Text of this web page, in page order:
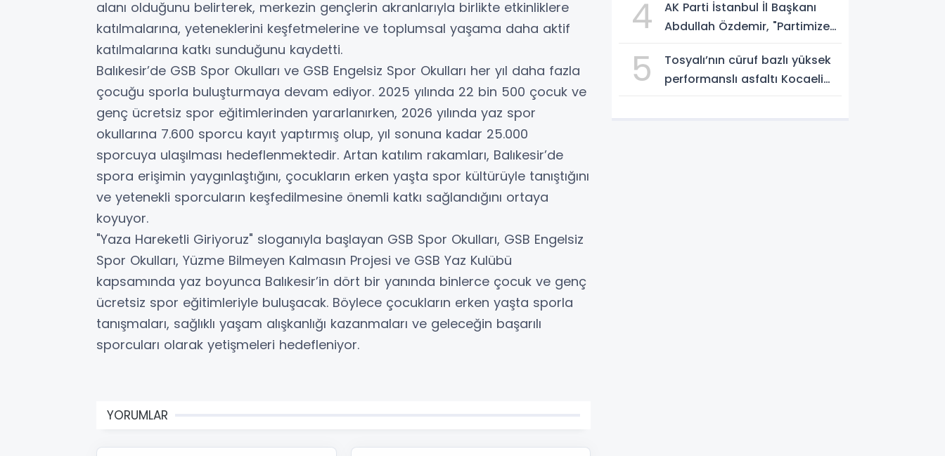
alanı olduğunu belirterek, merkezin gençlerin akranlarıyla birlikte etkinliklere
katılmalarına, yeteneklerini keşfetmelerine ve toplumsal yaşama daha aktif
katılmalarına katkı sunduğunu kaydetti.
Balıkesir’de GSB Spor Okulları ve GSB Engelsiz Spor Okulları her yıl daha fazla
çocuğu sporla buluşturmaya devam ediyor. 2025 yılında 22 bin 500 çocuk ve
genç ücretsiz spor eğitimlerinden yararlanırken, 2026 yılında yaz spor
okullarına 7.600 sporcu kayıt yaptırmış olup, yıl sonuna kadar 25.000
sporcuya ulaşılması hedeflenmektedir. Artan katılım rakamları, Balıkesir’de
spora erişimin yaygınlaştığını, çocukların erken yaşta spor kültürüyle tanıştığını
ve yetenekli sporcuların keşfedilmesine önemli katkı sağlandığını ortaya
koyuyor.
"Yaza Hareketli Giriyoruz" sloganıyla başlayan GSB Spor Okulları, GSB Engelsiz
Spor Okulları, Yüzme Bilmeyen Kalmasın Projesi ve GSB Yaz Kulübü
kapsamında yaz boyunca Balıkesir’in dört bir yanında binlerce çocuk ve genç
ücretsiz spor eğitimleriyle buluşacak. Böylece çocukların erken yaşta sporla
tanışmaları, sağlıklı yaşam alışkanlığı kazanmaları ve geleceğin başarılı
sporcuları olarak yetişmeleri hedefleniyor.
YORUMLAR
4
AK Parti İstanbul İl Başkanı
Abdullah Özdemir, "Partimize
değil, Türkiye’nin büyümesidir"
5
Tosyalı’nın cüruf bazlı yüksek
performanslı asfaltı Kocaeli